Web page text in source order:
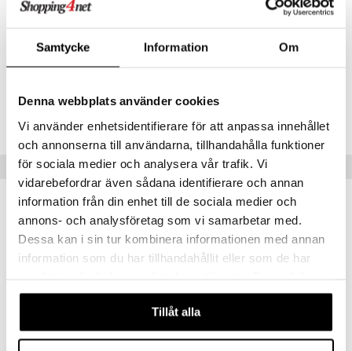
Samtycke Information Om
Denna webbplats använder cookies
Vi använder enhetsidentifierare för att anpassa innehållet
och annonserna till användarna, tillhandahålla funktioner
för sociala medier och analysera vår trafik. Vi
vidarebefordrar även sådana identifierare och annan
information från din enhet till de sociala medier och
annons- och analysföretag som vi samarbetar med.
Dessa kan i sin tur kombinera informationen med annan
information som du har tillhandahållit eller som de har
våra cookies vid fortsatt användande av vår webbplats.
Tillåt alla
*DRI = Dagligt referensintag
Artikelnr
Populära produkter